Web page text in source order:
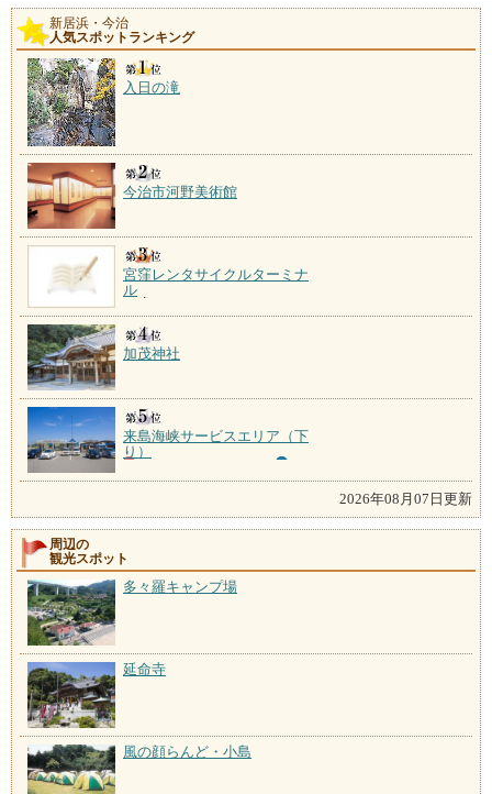
新居浜・今治
人気スポットランキング
入日の滝
今治市河野美術館
宮窪レンタサイクルターミナ
ル
加茂神社
来島海峡サービスエリア（下
り）
2026年08月07日更新
周辺の
観光スポット
多々羅キャンプ場
延命寺
風の顔らんど・小島